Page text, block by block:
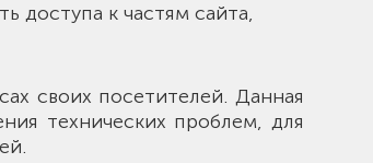
доступа к частям сайта,
своих посетителей. Данная
технических проблем, для